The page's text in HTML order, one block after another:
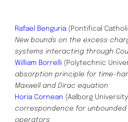
Rafael Benguria (Pontifical
New bounds on the excess
systems interacting through
William Borrelli (Polytechnic
absorption principle for time-
Maxwell and Dirac equation
Horia Cornean (Aalborg
correspondence for unbounded
operators